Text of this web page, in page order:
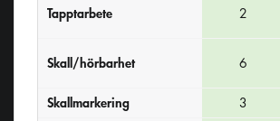
Tapptarbete 2
Skall/hörbarhet 6
Skallmarkering 3